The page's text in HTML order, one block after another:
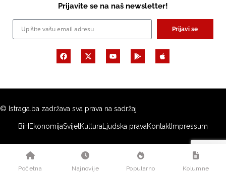
Prijavite se na naš newsletter!
Prijavi se
© Istraga.ba zadržava sva prava na sadržaj
BiH EkonomijaSvijetKultura Ljudska pravaKontakt Impressum
Početna Najnovije Popularno Kolumne